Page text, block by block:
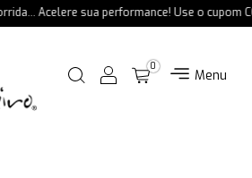
Acelere sua performance! Use o cupom
Menu
0